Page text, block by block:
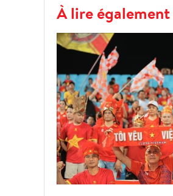
À lire également